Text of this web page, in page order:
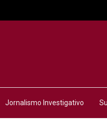
Jornalismo Investigativo